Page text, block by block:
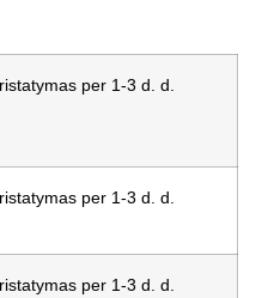
per 1-3 d. d.
per 1-3 d. d.
per 1-3 d. d.